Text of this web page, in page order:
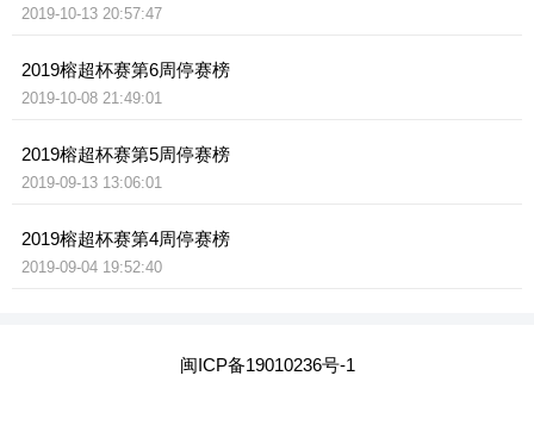
2019-10-13 20:57:47
2019榕超杯赛第6周停赛榜
2019-10-08 21:49:01
2019榕超杯赛第5周停赛榜
2019-09-13 13:06:01
2019榕超杯赛第4周停赛榜
2019-09-04 19:52:40
闽ICP备19010236号-1